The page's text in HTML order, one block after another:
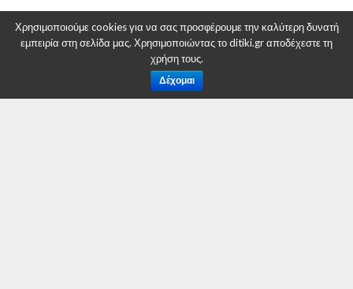
ΠΟΛΙΤΙΚΉ
Αναβλήθηκε η κεντρική ομιλία
Λάζαρου Μαλούτα λόγω καιρού
Χρησιμοποιούμε cookies για να σας προσφέρουμε την καλύτερη δυνατή
εμπειρία στη σελίδα μας. Χρησιμοποιώντας το ditiki.gr αποδέχεστε τη
χρήση τους.
Δέχομαι